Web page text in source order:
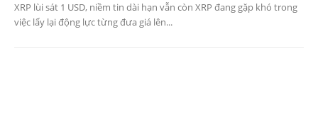
XRP lùi sát 1 USD, niềm tin dài hạn vẫn còn XRP đang gặp khó trong
việc lấy lại động lực từng đưa giá lên...